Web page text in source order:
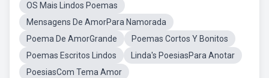
OS Mais Lindos Poemas
Mensagens De AmorPara Namorada
Poema De AmorGrande
Poemas Cortos Y Bonitos
Poemas Escritos Lindos
Linda's PoesiasPara Anotar
PoesiasCom Tema Amor